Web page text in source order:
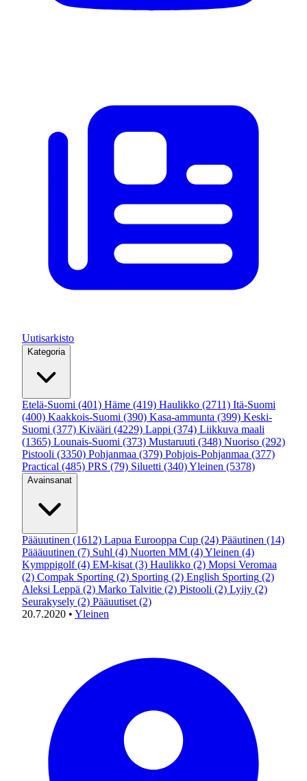
Uutisarkisto
Kategoria
Etelä-Suomi (401) Häme (419) Haulikko (2711) Itä-Suomi
(400) Kaakkois-Suomi (390) Kasa-ammunta (399) Keski-
Suomi (377) Kivääri (4229) Lappi (374) Liikkuva maali
(1365) Lounais-Suomi (373) Mustaruuti (348) Nuoriso (292)
Pistooli (3350) Pohjanmaa (379) Pohjois-Pohjanmaa (377)
Practical (485) PRS (79) Siluetti (340)Yleinen (5378)
Avainsanat
Pääuutinen (1612) Lapua Eurooppa Cup (24) Pääutinen (14)
Päääuutinen (7) Suhl (4) Nuorten MM (4)Yleinen (4)
Kymppigolf (4) EM-kisat (3) Haulikko (2) Mopsi Veromaa
(2) Compak Sporting (2) Sporting (2) English Sporting (2)
Aleksi Leppä (2) Marko Talvitie (2) Pistooli (2) Lyijy (2)
Seurakysely (2) Pääuutiset (2)
20.7.2020 • Yleinen